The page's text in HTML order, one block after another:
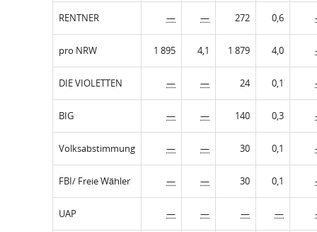
RENTNER — — 272 0,6
pro NRW 1 895 4,1 1 879 4,0
DIE VIOLETTEN — — 24 0,1
BIG — — 140 0,3
Volksabstimmung — — 30 0,1
FBI/ Freie Wähler — — 30 0,1
UAP — — — —